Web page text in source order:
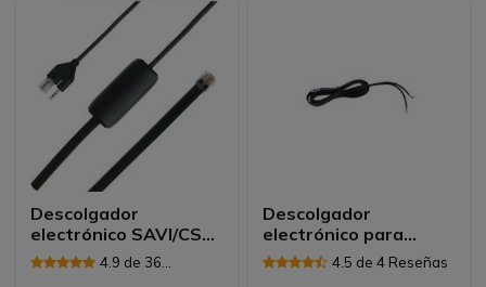
Descolgador
electrónico SAVI/CS
para tel. SIEMENS,
AGFEO Funkwerk
4.9 de 36
Descolgador
electrónico para
Siemens, Aastra,
Mitel
4.5 de 4 Reseñas